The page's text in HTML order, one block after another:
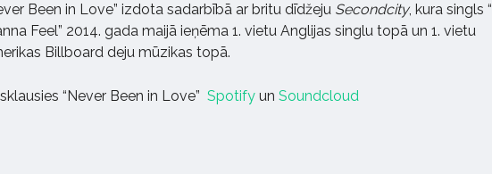
Been in Love” izdota sadarbībā ar britu dīdžeju Secondcity, kura singls “I
Feel” 2014. gada maijā ieņēma 1. vietu Anglijas singlu topā un 1. vietu
Billboard deju mūzikas topā.
“Never Been in Love” Spotify un Soundcloud